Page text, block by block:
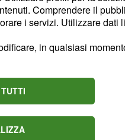
Comprendere il
i servizi. Utilizzare dati
in qualsiasi